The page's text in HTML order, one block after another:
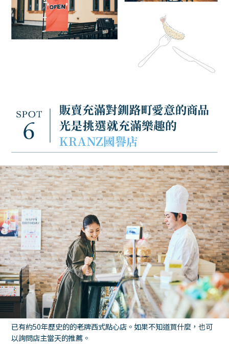
已有約50年歷史的的老牌西式點心店。如果不知道買什麼，也可
以詢問店主當天的推薦。